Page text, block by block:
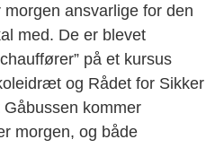
ansvarlige for den
med. De er blevet
på et kursus
og Rådet for Sikker
Gåbussen kommer
morgen, og både